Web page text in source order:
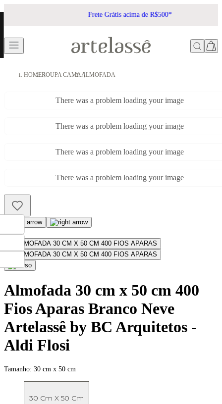
Frete Grátis acima de R$500*
HOMEROUPA CAMAALMOFADA
There was a problem loading your image
There was a problem loading your image
There was a problem loading your image
There was a problem loading your image
Almofada 30 cm x 50 cm 400
Fios Aparas Branco Neve
Artelassê by BC Arquitetos -
Aldi Flosi
Tamanho: 30 cm x 50 cm
30 Cm X 50 Cm